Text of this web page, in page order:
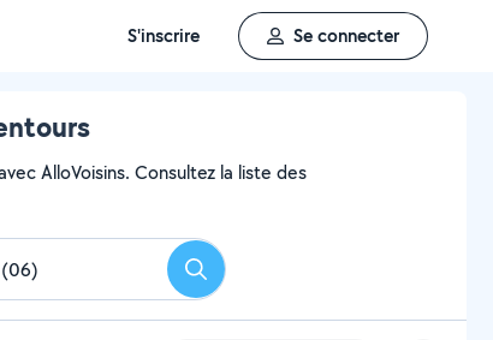
S'inscrire Se connecter
AlloVoisins. Consultez la liste des
Rechercher